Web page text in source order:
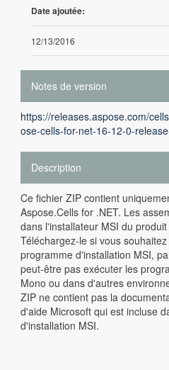
Date ajoutée:
12/13/2016
Notes de version
https://releases.aspose.com/
ose-cells-for-net-16-12-0-
Description
Ce fichier ZIP contient
Aspose.Cells for .NET. Les
dans l'installateur MSI du
Téléchargez-le si vous
programme d'installation MSI,
peut-être pas exécuter les
Mono ou dans d'autres
ZIP ne contient pas la
d'aide Microsoft qui est incluse
d'installation MSI.